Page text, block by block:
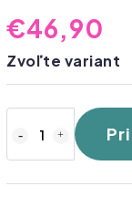
€46,90
Zvoľte variant